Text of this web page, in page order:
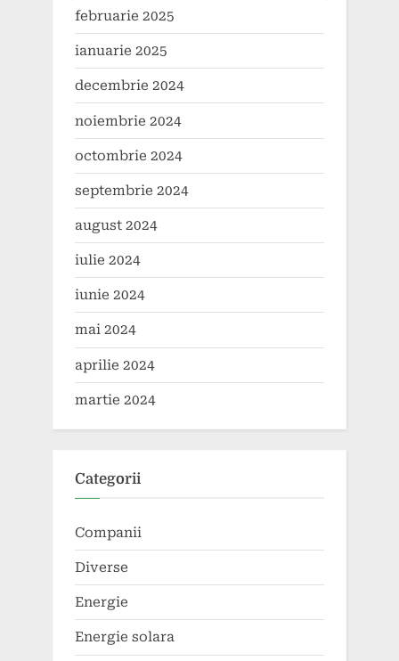
februarie 2025
ianuarie 2025
decembrie 2024
noiembrie 2024
octombrie 2024
septembrie 2024
august 2024
iulie 2024
iunie 2024
mai 2024
aprilie 2024
martie 2024
Categorii
Companii
Diverse
Energie
Energie solara